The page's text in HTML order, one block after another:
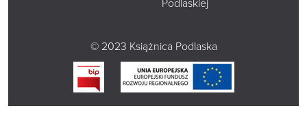
© 2023 Książnica Podlaska